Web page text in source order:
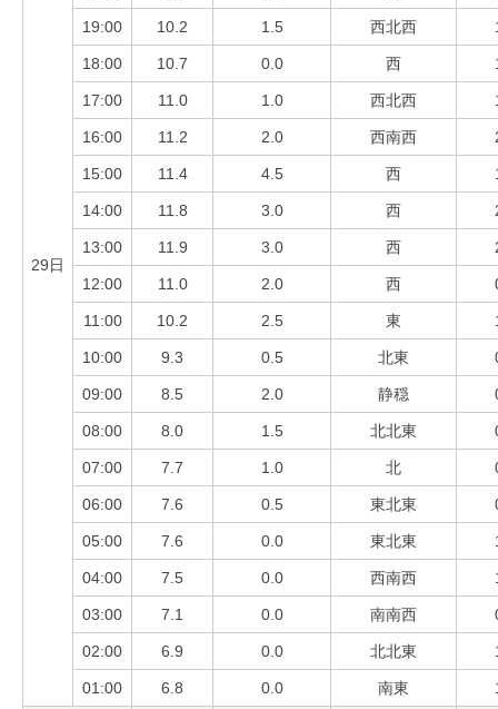
29日
19:00 10.2 1.5 西北西
18:00 10.7 0.0 西
17:00 11.0 1.0 西北西
16:00 11.2 2.0 西南西
15:00 11.4 4.5 西
14:00 11.8 3.0 西
13:00 11.9 3.0 西
12:00 11.0 2.0 西
11:00 10.2 2.5 東
10:00 9.3 0.5 北東
09:00 8.5 2.0 静穏
08:00 8.0 1.5 北北東
07:00 7.7 1.0 北
06:00 7.6 0.5 東北東
05:00 7.6 0.0 東北東
04:00 7.5 0.0 西南西
03:00 7.1 0.0 南南西
02:00 6.9 0.0 北北東
01:00 6.8 0.0 南東